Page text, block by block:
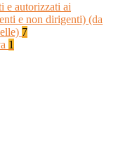
e autorizzati ai
e non dirigenti) (da
7
1